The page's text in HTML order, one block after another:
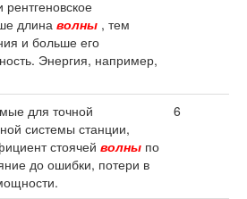
длина волны , тем
и больше его
Энергия, например,
для точной
системы станции,
стоячей волны по
до ошибки, потери в
6